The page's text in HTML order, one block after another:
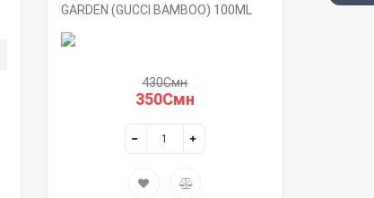
GARDEN (GUCCI BAMBOO) 100ML
430Смн
350Смн